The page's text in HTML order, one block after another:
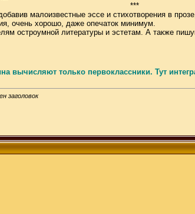
***
малоизвестные эссе и стихотворения в
очень хорошо, даже опечаток минимум.
остроумной литературы и эстетам. А также
только первоклассники. Тут
заголовок